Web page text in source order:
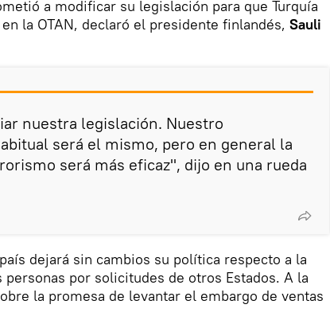
a modificar su legislación para que Turquía
la OTAN, declaró el presidente finlandés, Sauli
nuestra legislación. Nuestro
será el mismo, pero en general la
será más eficaz", dijo en una rueda
dejará sin cambios su política respecto a la
por solicitudes de otros Estados. A la
la promesa de levantar el embargo de ventas